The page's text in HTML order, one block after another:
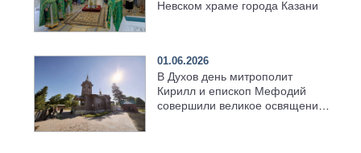
Невском храме города Казани
01.06.2026
В Духов день митрополит
Кирилл и епископ Мефодий
совершили великое освящение